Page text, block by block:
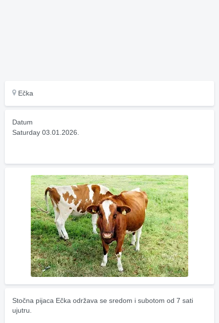
Ečka
Datum
Saturday 03.01.2026.
Stočna pijaca Ečka održava se sredom i subotom od 7 sati
ujutru.